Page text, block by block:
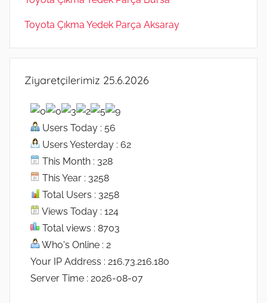
Toyota Çıkma Yedek Parça Aksaray
Ziyaretçilerimiz 25.6.2026
Users Today : 56
Users Yesterday : 62
This Month : 328
This Year : 3258
Total Users : 3258
Views Today : 124
Total views : 8703
Who's Online : 2
Your IP Address : 216.73.216.180
Server Time : 2026-08-07